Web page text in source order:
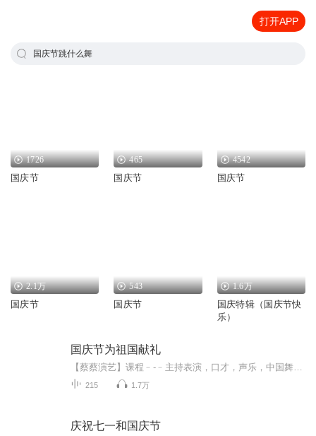
打开APP
国庆节跳什么舞
1726
国庆节
465
国庆节
4542
国庆节
2.1万
国庆节
543
国庆节
1.6万
国庆特辑（国庆节快
乐）
国庆节为祖国献礼
215 1.7万
庆祝七一和国庆节